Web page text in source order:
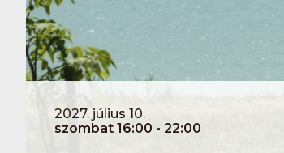
2027. július 10.
szombat 16:00 - 22:00